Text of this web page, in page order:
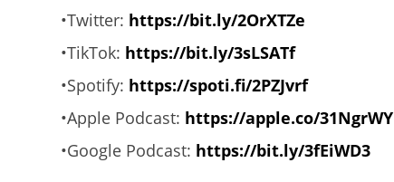
•Twitter: https://bit.ly/2OrXTZe
•TikTok: https://bit.ly/3sLSATf
•Spotify: https://spoti.fi/2PZJvrf
•Apple Podcast: https://apple.co/31NgrWY
•Google Podcast: https://bit.ly/3fEiWD3